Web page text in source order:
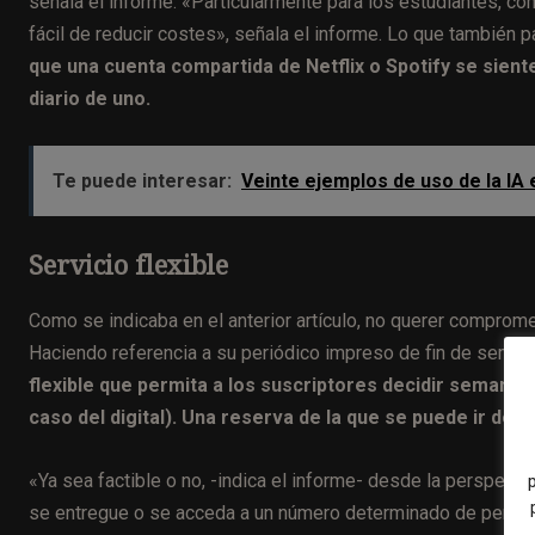
fácil de reducir costes», señala el informe. Lo que también
que una cuenta compartida de Netflix o Spotify se
diario de uno.
Te puede interesar: Veinte ejemplos de uso de la
Servicio flexible
Como se indicaba en el anterior artículo, no querer
Haciendo referencia a su periódico impreso de fin de
flexible que permita a los suscriptores decidir
caso del digital). Una reserva de la que se puede ir
«Ya sea factible o no, -indica el informe- desde la
se entregue o se acceda a un número determinado de